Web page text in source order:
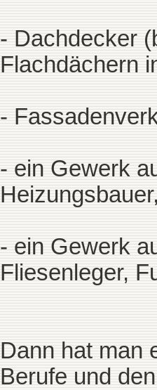
- Dachdecker
Flachdächern
-
- ein Gewerk
- ein Gewerk
Fliesenleger,
Dann hat man
Berufe und